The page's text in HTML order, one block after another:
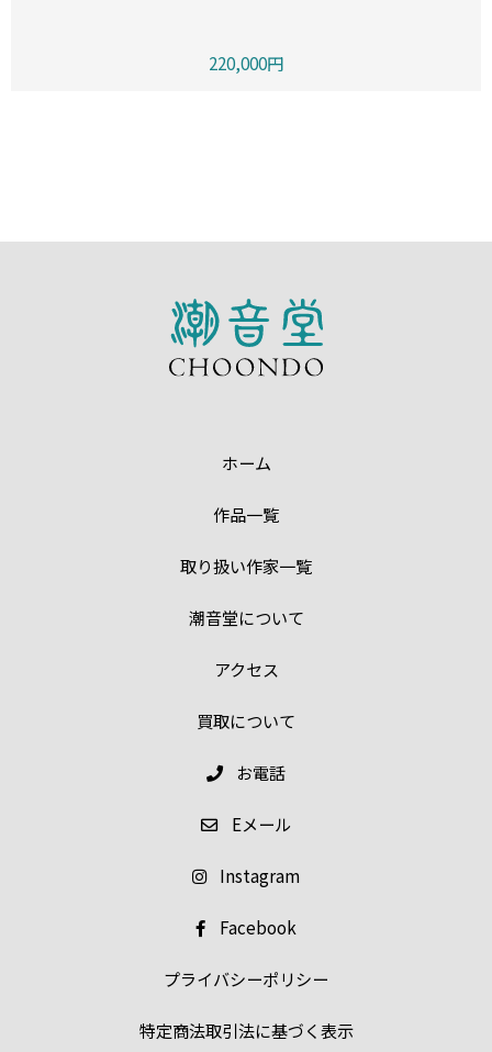
220,000円
ホーム
作品一覧
取り扱い作家一覧
潮音堂について
アクセス
買取について
お電話
Eメール
Instagram
Facebook
プライバシーポリシー
特定商法取引法に基づく表示